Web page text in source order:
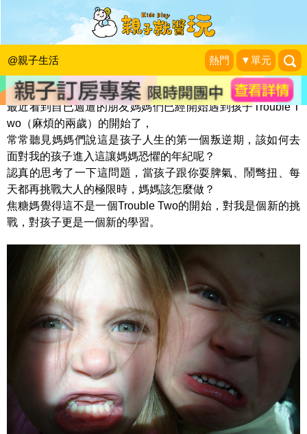
@親子生活 熱門 ▼單元
只要4招！輕鬆面對Trouble Two
焦糖媽咪育兒生活
最近看到自已週遭的朋友媽媽們已經開始遇到孩子Trouble T
wo（麻煩的兩歲）的開始了，
常常聽見媽媽們說這是孩子人生的第一個叛逆期，該如何去
面對我的孩子進入這讓媽媽恐懼的年紀呢？
認真的思考了一下這問題，當孩子跟你耍脾氣、鬧彆扭、每
天都再挑戰大人的極限時，媽媽該怎麼做？
焦糖媽覺得這不是一個Trouble Two的開始，對我是個新的挑
戰，對孩子更是一個新的學習。